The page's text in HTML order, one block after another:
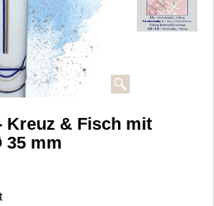
Kreuz & Fisch mit
35 mm